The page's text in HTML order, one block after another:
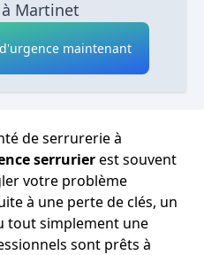
Martinet
maintenant
de serrurerie à
serrurierest souvent
votre problème
à une perte de clés, un
tout simplement une
sont prêts à